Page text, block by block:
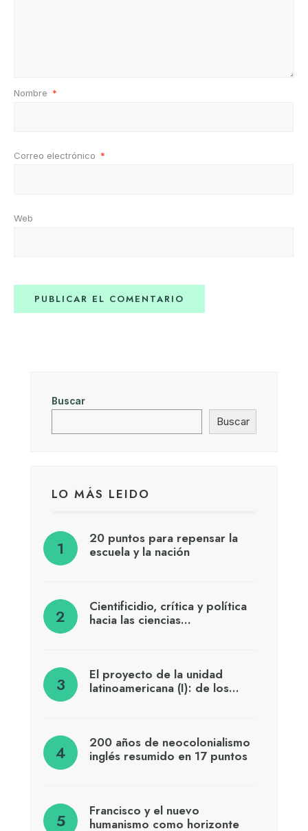
Nombre *
Correo electrónico *
Web
Buscar
Buscar
LO MÁS LEIDO
20 puntos para repensar la
escuela y la nación
Cientificidio, crítica y política
hacia las ciencias…
El proyecto de la unidad
latinoamericana (I): de los…
200 años de neocolonialismo
inglés resumido en 17 puntos
Francisco y el nuevo
humanismo como horizonte